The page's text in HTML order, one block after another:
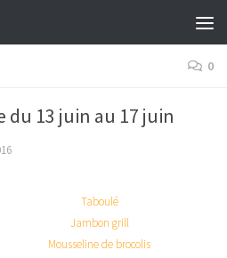
0
du 13 juin au 17 juin
Taboulé
Jambon grill
Mousseline de brocolis